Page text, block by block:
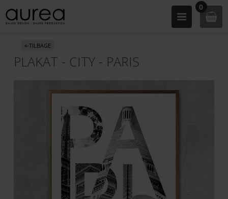
0
«-TILBAGE
PLAKAT - CITY - PARIS